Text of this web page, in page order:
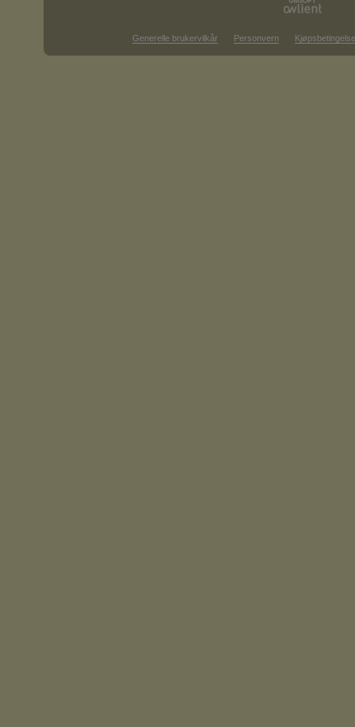
Generelle brukervilkår Personvern